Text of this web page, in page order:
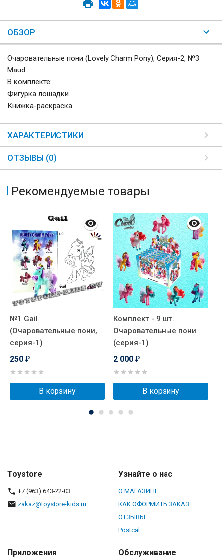
ОБЗОР
Очаровательные пони (Lovely Charm Pony), Серия-2, №3
Maud.
В комплекте:
Фигурка лошадки.
Книжка-раскраска.
ХАРАКТЕРИСТИКИ
ОТЗЫВЫ (0)
Рекомендуемые товары
№1 Gail
(Очаровательные пони,
серия-1)
250 ₽
В корзину
Комплект - 9 шт.
Очаровательные пони
(серия-1)
2 000 ₽
В корзину
Toystore
+7 (963) 643-22-03
zakaz@toystore-kids.ru
Узнайте о нас
О МАГАЗИНЕ
КАК ОФОРМИТЬ ЗАКАЗ
ОТЗЫВЫ
Postcal
Приложения Обслуживание